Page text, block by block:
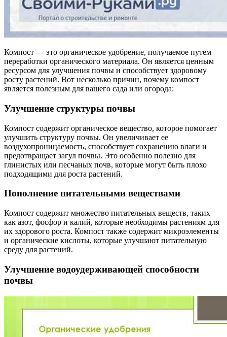
Компост — это органическое удобрение, получаемое путем
переработки органического материала. Он является ценным
ресурсом для улучшения почвы и способствует здоровому
росту растений. Вот несколько причин, почему компост
является полезным для вашего сада или огорода:
Улучшение структуры почвы
Компост содержит органическое вещество, которое помогает
улучшить структуру почвы. Он увеличивает ее
воздухопроницаемость, способствует сохранению влаги и
предотвращает загул почвы. Это особенно полезно для
глинистых или песчаных почв, которые могут быть плохо
подходящими для роста растений.
Пополнение питательными веществами
Компост содержит множество питательных веществ, таких
как азот, фосфор и калий, которые необходимы растениям для
их здорового роста. Компост также содержит микроэлементы
и органические кислоты, которые улучшают питательную
среду для растений.
Улучшение водоудерживающей способности
почвы